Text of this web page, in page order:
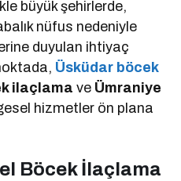
büyük şehirlerde,
nüfus nedeniyle
duyulan ihtiyaç
Üsküdar böcek
ilaçlama ve Ümraniye
hizmetler ön plana
Böcek İlaçlama